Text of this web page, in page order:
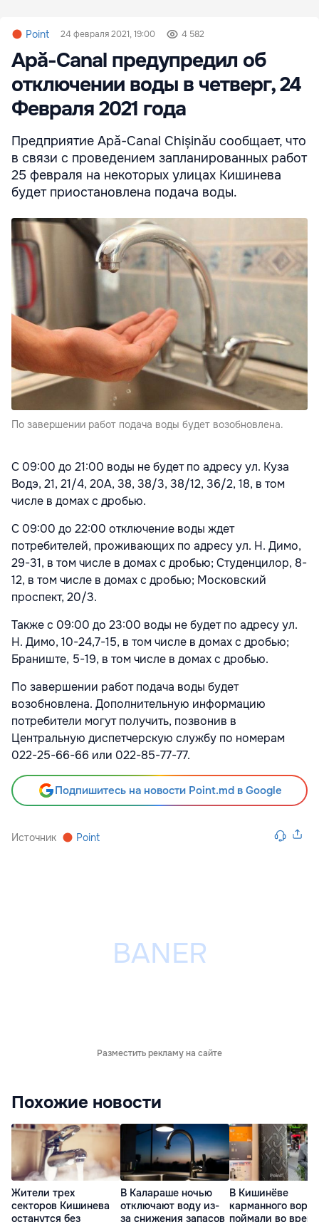
Point 24 февраля 2021, 19:00 4 582
Apă-Canal предупредил об
отключении воды в четверг, 24
Февраля 2021 года
Предприятие Apă-Canal Chișinău сообщает, что
в связи с проведением запланированных работ
25 февраля на некоторых улицах Кишинева
будет приостановлена подача воды.
По завершении работ подача воды будет возобновлена.
С 09:00 до 21:00 воды не будет по адресу ул. Куза
Водэ, 21, 21/4, 20A, 38, 38/3, 38/12, 36/2, 18, в том
числе в домах с дробью.
С 09:00 до 22:00 отключение воды ждет
потребителей, проживающих по адресу ул. Н. Димо,
29-31, в том числе в домах с дробью; Студенцилор, 8-
12, в том числе в домах с дробью; Московский
проспект, 20/3.
Также с 09:00 до 23:00 воды не будет по адресу ул.
Н. Димо, 10-24,7-15, в том числе в домах с дробью;
Браниште, 5-19, в том числе в домах с дробью.
По завершении работ подача воды будет
возобновлена. Дополнительную информацию
потребители могут получить, позвонив в
Центральную диспетчерскую службу по номерам
022-25-66-66 или 022-85-77-77.
Подпишитесь на новости Point.md в Google
Источник Point
Разместить рекламу на сайте
Похожие новости
Жители трех
секторов Кишинева
останутся без
В Калараше ночью
отключают воду из-
за снижения запасов
В Кишинёве
карманного вора
поймали во время